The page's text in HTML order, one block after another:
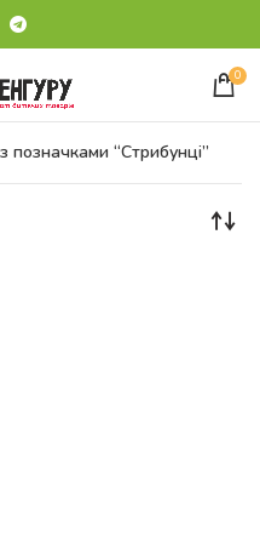
0
позначками “Стрибунці”